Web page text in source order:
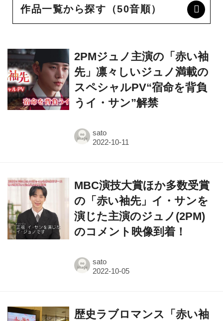
作品一覧から探す（50音順）
2PMジュノ主演の「赤い袖
先」凛々しいジュノ満載の
スペシャルPV“宿命を背負
うイ・サン”解禁
sato
MBC演技大賞ほか多数受賞
の「赤い袖先」イ・サンを
演じた主演のジュノ(2PM)
のコメント映像到着！
sato
歴史ラブロマンス「赤い袖